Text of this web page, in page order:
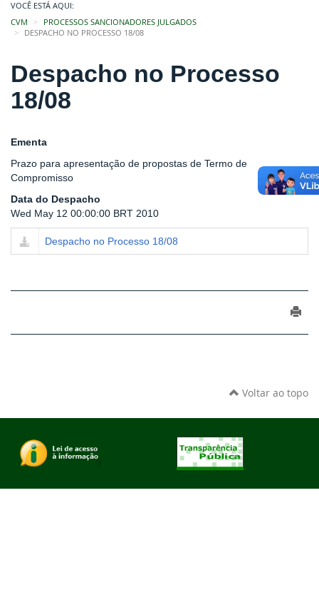
VOCÊ ESTÁ AQUI:
CVM
PROCESSOS SANCIONADORES JULGADOS
DESPACHO NO PROCESSO 18/08
Despacho no Processo
18/08
Ementa
Prazo para apresentação de propostas de Termo de
Compromisso
Data do Despacho
Wed May 12 00:00:00 BRT 2010
Despacho no Processo 18/08
Voltar ao topo